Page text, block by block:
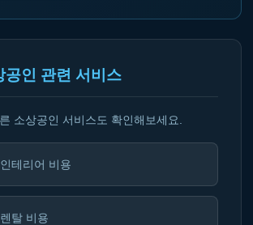
공인 관련 서비스
소상공인 서비스도 확인해보세요.
테리어 비용
탈 비용